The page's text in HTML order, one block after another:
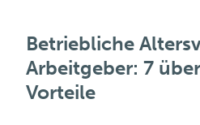
Betriebliche
Arbeitgeber: 7
Vorteile